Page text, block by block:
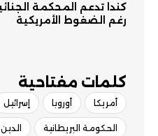
كندا تدعم المحكمة
رغم الضغوط الأمريكية
كلمات مفتاحية​
أمريكا أوروبا إسرائيل
الحكومة البريطانية